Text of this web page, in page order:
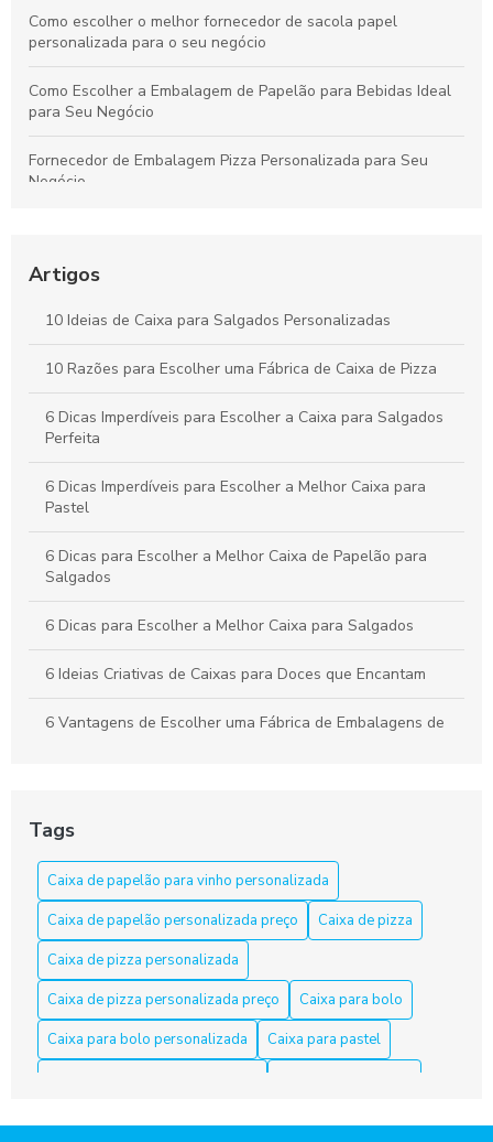
Como escolher o melhor fornecedor de sacola papel
personalizada para o seu negócio
Como Escolher a Embalagem de Papelão para Bebidas Ideal
para Seu Negócio
Fornecedor de Embalagem Pizza Personalizada para Seu
Negócio
festa
Como Escolher a Melhor Caixa Pizza Personalizada para Seu
Negócio
Artigos
10 Ideias de Caixa para Salgados Personalizadas
10 Razões para Escolher uma Fábrica de Caixa de Pizza
6 Dicas Imperdíveis para Escolher a Caixa para Salgados
Perfeita
6 Dicas Imperdíveis para Escolher a Melhor Caixa para
Pastel
6 Dicas para Escolher a Melhor Caixa de Papelão para
Salgados
6 Dicas para Escolher a Melhor Caixa para Salgados
6 Ideias Criativas de Caixas para Doces que Encantam
6 Vantagens de Escolher uma Fábrica de Embalagens de
As Razões para Investir em Embalagem Personalizada
As Vantagens de Usar Caixa de Papelão para Salgados
Caixa de Bolo Personalizada: Transforme Festas em
Momentos Inesquecíveis
Caixa de Papelão em Fortaleza: Opções e Dicas
Caixa de Papelão em Fortaleza: Qualidade e Variedade
Necessidades de Embalagem
Tags
Caixa de papelão para vinho personalizada
Caixa de papelão personalizada preço
Caixa de pizza
Caixa de pizza personalizada
Caixa de pizza personalizada preço
Caixa para bolo
Caixa para bolo personalizada
Caixa para pastel